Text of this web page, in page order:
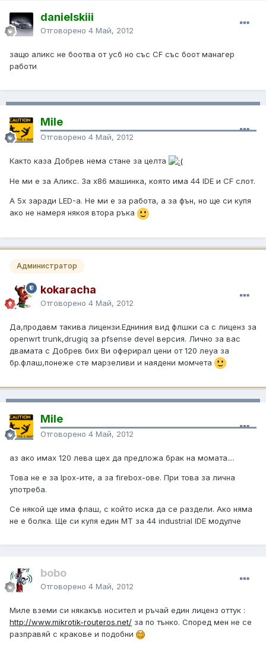
danielskiii
Отговорено 4 Май, 2012
защо аликс не боотва от усб но със CF със боот манагер
работи
Mile
Отговорено 4 Май, 2012
Както каза Добрев нема стане за целта
Не ми е за Аликс. За х86 машинка, която има 44 IDE и CF слот.
А 5х заради LED-а. Не ми е за работа, а за фън, но ще си купя
ако не намеря някоя втора ръка
Администратор
kokaracha
Отговорено 4 Май, 2012
Да,продавм такива лицензи.Едниния вид флшки са с лиценз за
openwrt trunk,drugiq за pfsense devel версия. Лично за вас
двамата с Добрев бих Ви оферирал цени от 120 леуа за
бр.флаш,понеже сте марзеливи и наядени момчета
Mile
Отговорено 4 Май, 2012
аз ако имах 120 лева щех да предложа брак на момата....
Това не е за Ipox-ите, а за firebox-ове. При това за лична
употреба.
Се някой ще има флаш, с който иска да се раздели. Ако няма
не е болка. Ще си купя един МТ за 44 industrial IDE модулче
bobo
Отговорено 4 Май, 2012
Миле вземи си някакъв носител и ръчай един лиценз оттук :
http://www.mikrotik-routeros.net/ за по тънко. Според мен не се
разправяй с кракове и подобни